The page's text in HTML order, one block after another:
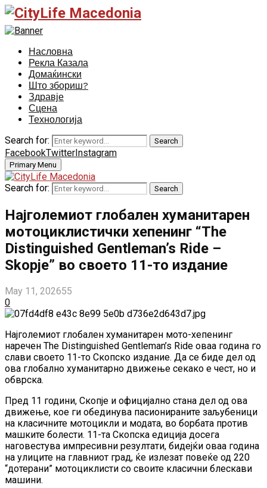
Насловна
Рекла Казала
Домаќински
Што збориш?
Здравје
Сцена
Технологија
Search for:
Search
FacebookTwitterInstagram
Primary Menu
Search for: Search
Најголемиот глобален хуманитарен
мотоциклистички хепенинг “The
Distinguished Gentleman’s Ride –
Skopje” во своето 11-то издание
May 11, 202655
0
Најголемиот глобален хуманитарен мото-хепенинг
наречен The Distinguished Gentleman’s Ride оваа година го
слави своето 11-то Скопско издание. Да се биде дел од
ова глобално хуманитарно движење секако е чест, но и
обврска.
Пред 11 години, Скопје и официјално стана дел од ова
движење, кое ги обединува пасионираните заљубеници
на класичните мотоцикли и модата, во борбата против
машките болести. 11-та Скопска едиција досега
наговестува импресивни резултати, бидејќи оваа година
на улиците на главниот град, ќе излезат повеќе од 220
“дотерани” мотоциклисти со своите класични блескави
машини.